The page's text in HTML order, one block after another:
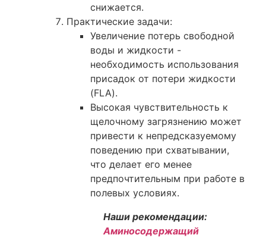
снижается.
Практические задачи:
Увеличение потерь свободной
воды и жидкости -
необходимость использования
присадок от потери жидкости
(FLA).
Высокая чувствительность к
щелочному загрязнению может
привести к непредсказуемому
поведению при схватывании,
что делает его менее
предпочтительным при работе в
полевых условиях.
Наши рекомендации:
Аминосодержащий